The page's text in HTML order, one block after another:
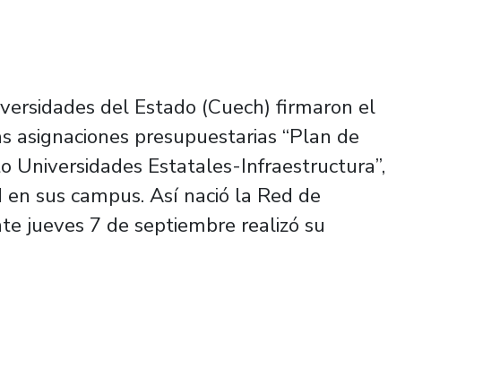
del Estado (Cuech) firmaron el
presupuestarias “Plan de
Universidades Estatales-Infraestructura”,
sus campus. Así nació la Red de
jueves 7 de septiembre realizó su